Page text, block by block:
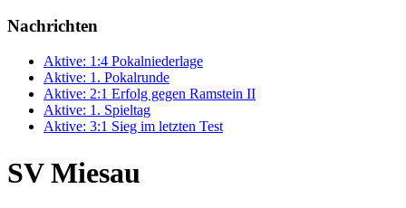
Nachrichten
Aktive: 1:4 Pokalniederlage
Aktive: 1. Pokalrunde
Aktive: 2:1 Erfolg gegen Ramstein II
Aktive: 1. Spieltag
Aktive: 3:1 Sieg im letzten Test
SV Miesau